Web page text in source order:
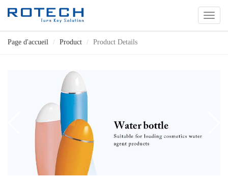
切
换
Page d'accueil Product Product Details